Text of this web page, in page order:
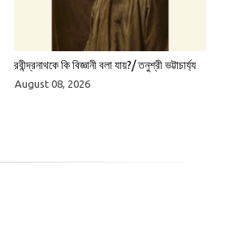
রবীন্দ্রনাথকে কি বিজ্ঞানী বলা যায়?/ তনুশ্রী ভট্টাচার্য্য
August 08, 2026